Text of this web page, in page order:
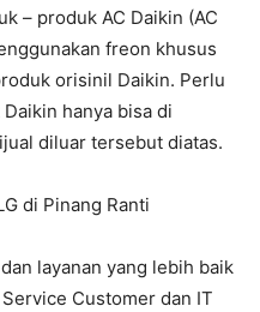
– produk AC Daikin (AC
freon khusus
orisinil Daikin. Perlu
hanya bisa di
diluar tersebut diatas.
layanan yang lebih baik
Customer dan IT